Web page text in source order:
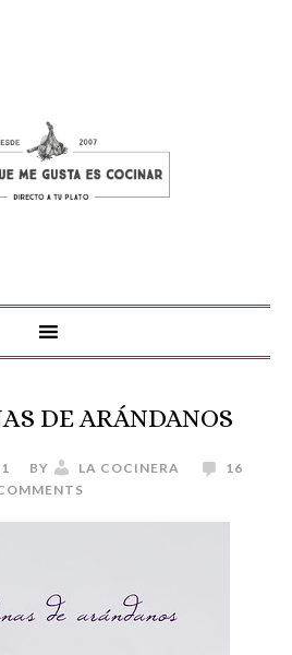
DE ARÁNDANOS
BY LA COCINERA
16